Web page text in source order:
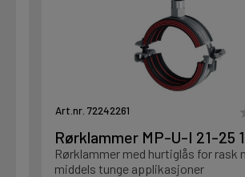
Art.nr. 72242261
Rørklammer MP-U-I 21-25
Rørklammer med hurtiglås for rask
middels tunge applikasjoner